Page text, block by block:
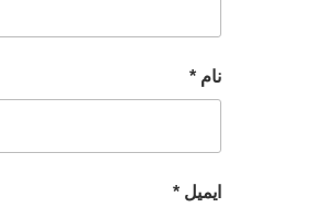
نام *
ایمیل *